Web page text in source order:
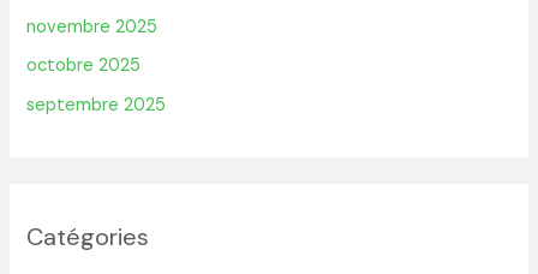
novembre 2025
octobre 2025
septembre 2025
Catégories